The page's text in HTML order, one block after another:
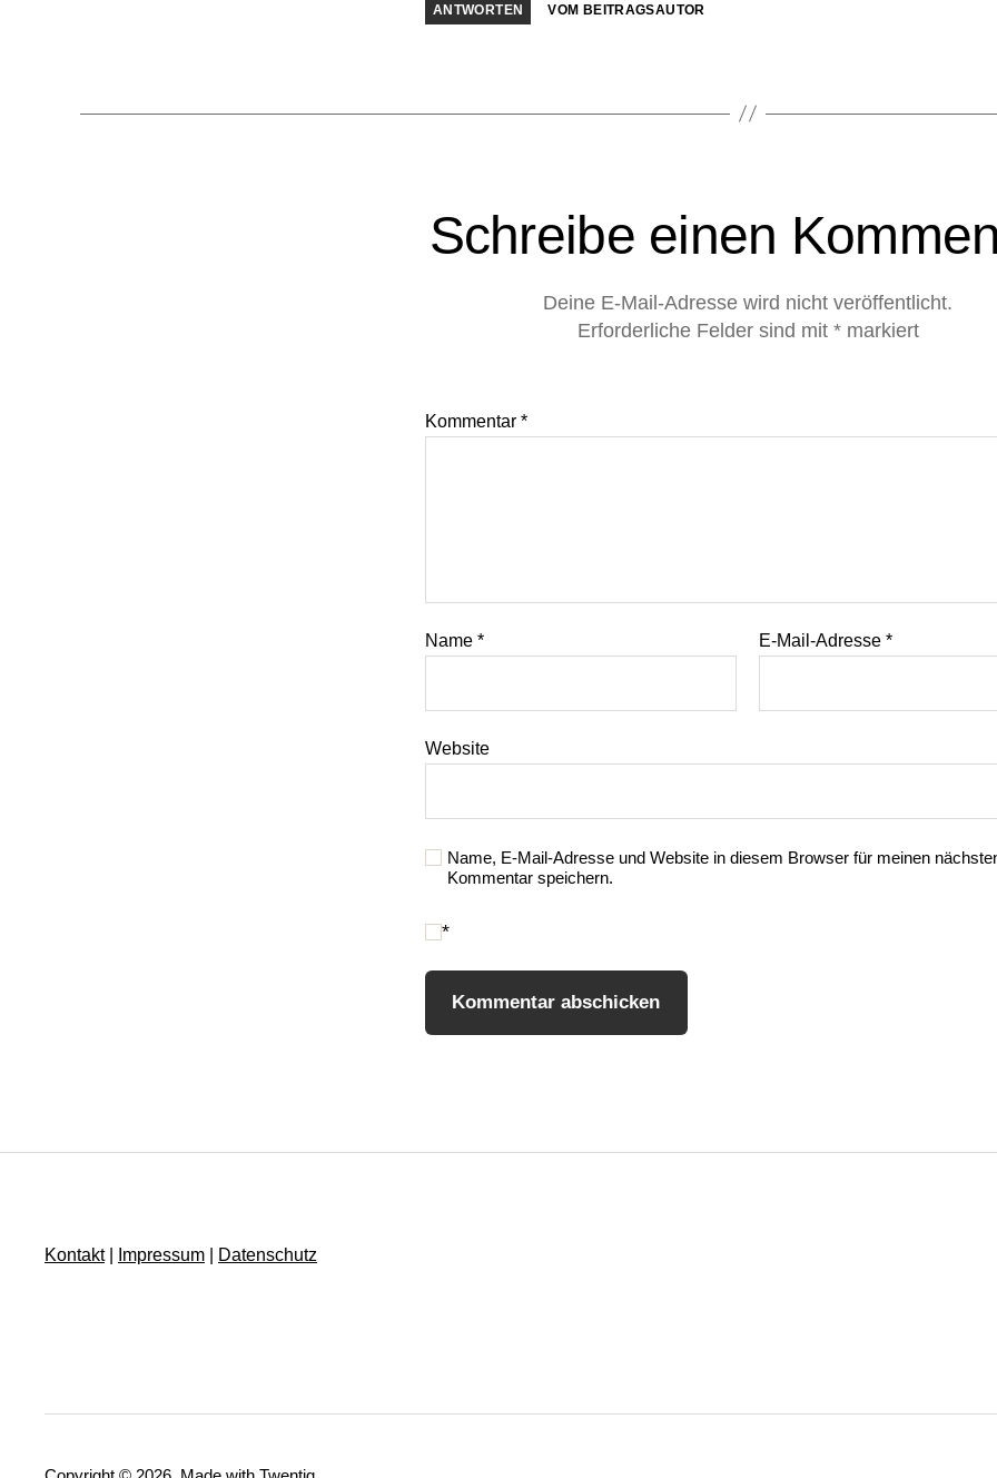
ANTWORTEN VOM BEITRAGSAUTOR
Schreibe einen
Deine E-Mail-Adresse wird nicht veröffentlicht.
Erforderliche Felder sind mit *markiert
Kommentar *
Name * E-Mail-Adresse *
Website
Name, E-Mail-Adresse und Website in diesem Browser für meinen
Kommentar speichern.
*
Kontakt| Impressum Datenschutz